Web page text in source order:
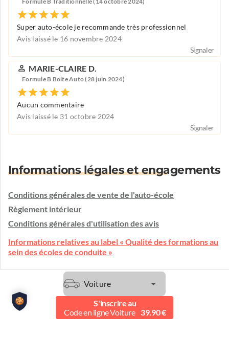
Super auto-école je recommande très professionnel
Avis laissé le 16 novembre 2024
Signaler
MARIE-CLAIRE D.
Formule B Boite Auto (28 juin 2024)
Aucun commentaire
Avis laissé le 31 octobre 2024
Signaler
Informations légales et engagements
Conditions générales de vente de l'auto-école
Règlement intérieur
Conditions générales d'utilisation des avis
Informations relatives au label « Qualité des formations au
sein des écoles de conduite »
Une question ?
L'auto-école vous écoute et vous conseille.
Voiture
S'inscrire au
Code en ligne Voiture
39.90 €